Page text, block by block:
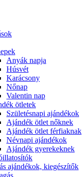
Anyák napja
Húsvét
Karácsony
Nőnap
Valentin nap
ötletek
Születésnapi ajándékok
Ajándék ötlet nőknek
Ajándék ötlet férfiaknak
Névnapi ajándékok
Ajándék gyerekeknek
ajándékok, kiegészítők